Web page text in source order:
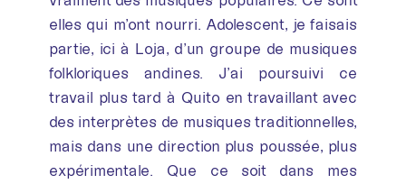
elles qui m’ont nourri. Adolescent, je faisais
partie, ici à Loja, d’un groupe de musiques
folkloriques andines. J’ai poursuivi ce
travail plus tard à Quito en travaillant avec
des interprètes de musiques traditionnelles,
mais dans une direction plus poussée, plus
expérimentale. Que ce soit dans mes